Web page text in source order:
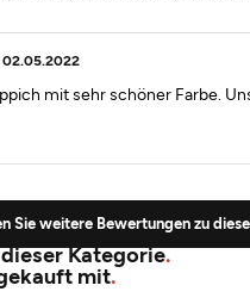
02.05.2022
mit sehr schöner Farbe.
Sie weitere Bewertungen zu
Kategorie
mit